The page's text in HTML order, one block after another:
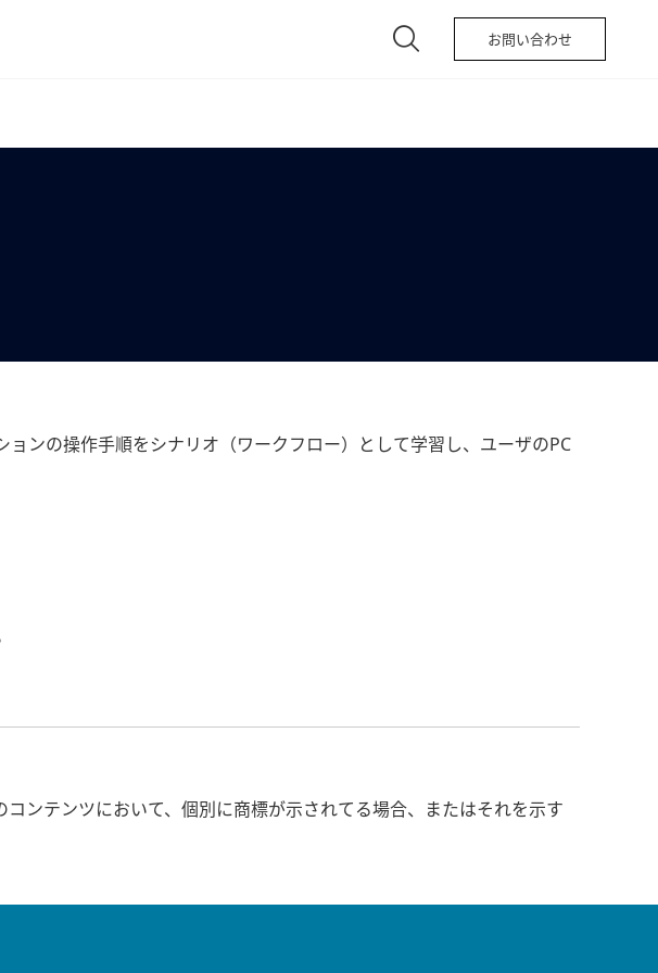
お問い合わせ
ンの操作手順をシナリオ（ワークフロー）として学習し、ユーザのPC
ンテンツにおいて、個別に商標が示されてる場合、またはそれを示す